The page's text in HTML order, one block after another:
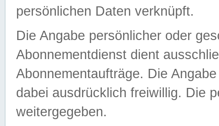
persönlichen Daten verknüpft.
Die Angabe persönlicher oder
Abonnementdienst dient
Abonnementaufträge. Die
dabei ausdrücklich freiwillig. Die
weitergegeben.